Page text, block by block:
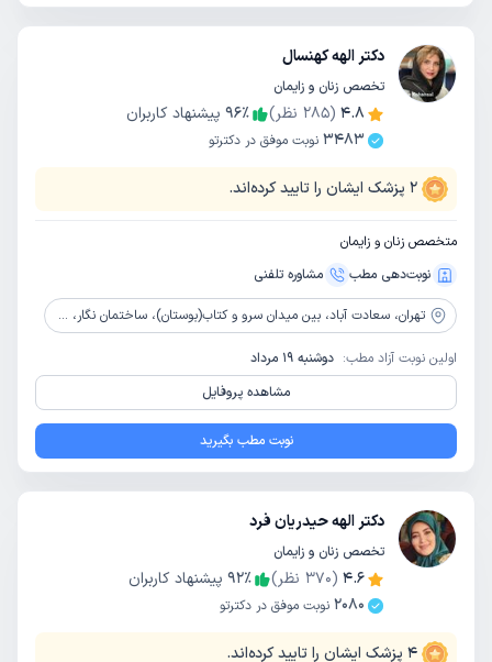
دکتر الهه کهنسال
تخصص زنان و زایمان
4.8
(
285 نظر) 96٪
پیشنهاد کاربران
3483 نوبت موفق در دکترتو
2 پزشک ایشان را تایید کرده‌اند.
متخصص زنان و زایمان
نوبت‌دهی مطب
مشاوره‌ تلفنی
تهران، سعادت آباد، بین میدان سرو و کتاب(بوستان)، ساختمان نگار، طبقه4، واحد72
اولین نوبت آزاد مطب: دوشنبه 19 مرداد
مشاهده پروفایل
نوبت مطب بگیرید
دکتر الهه حیدریان فرد
تخصص زنان و زایمان
4.6
(
370 نظر) 92٪
پیشنهاد کاربران
2080 نوبت موفق در دکترتو
4 پزشک ایشان را تایید کرده‌اند.